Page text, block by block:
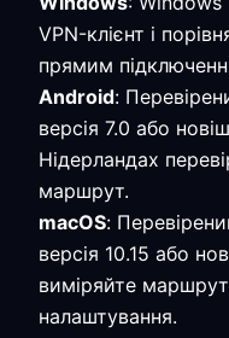
VPN-клієнт і
прямим
Android:
версія 7.0 або
Нідерландах
маршрут.
macOS:
версія 10.15 або
виміряйте
налаштування.